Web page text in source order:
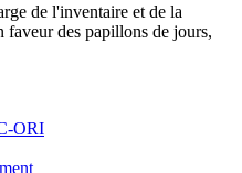
de l'inventaire et de la
faveur des papillons de jours,
ORI